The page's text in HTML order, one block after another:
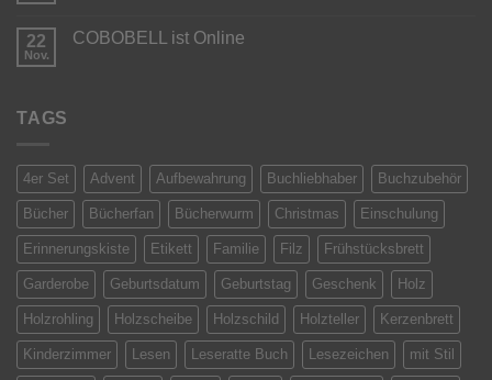
Türe
NEUE
22
Nov.
COBOBELL ist Online
TAGS
4er Set Advent Aufbewahrung Buchliebhaber Buchzubehör
Bücher Bücherfan Bücherwurm Christmas Einschulung
Erinnerungskiste Etikett Familie Filz Frühstücksbrett
Garderobe Geburtsdatum Geburtstag Geschenk Holz
Holzrohling Holzscheibe Holzschild Holzteller Kerzenbrett
Kinderzimmer Lesen Leseratte Buch Lesezeichen mit Stil